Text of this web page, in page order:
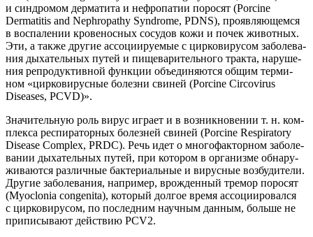
и син­дро­мом дер­ма­ти­та и неф­ро­па­тии поро­сят (Porcine
Dermatitis and Nephropathy Syndrome, PDNS), про­яв­ля­ю­щем­ся
в вос­па­ле­нии кро­ве­нос­ных сосу­дов кожи и почек живот­ных.
Эти, а так­же дру­гие ассо­ци­и­ру­е­мые с цир­ко­ви­ру­сом забо­ле­ва­
ния дыха­тель­ных путей и пище­ва­ри­тель­но­го трак­та, нару­ше­
ния репро­дук­тив­ной функ­ции объ­еди­ня­ют­ся общим тер­ми­
ном «цир­ко­ви­рус­ные болез­ни сви­ней (Porcine Circovirus
Diseases, PCVD)».
Зна­чи­тель­ную роль вирус игра­ет и в воз­ник­но­ве­нии т. н. ком­
плек­са респи­ра­тор­ных болез­ней сви­ней (Porcine Respiratory
Disease Complex, PRDC). Речь идет о мно­го­фак­тор­ном забо­ле­
ва­нии дыха­тель­ных путей, при кото­ром в орга­низ­ме обна­ру­
жи­ва­ют­ся раз­лич­ные бак­те­ри­аль­ные и вирус­ные воз­бу­ди­те­ли.
Дру­гие забо­ле­ва­ния, напри­мер, врож­ден­ный тре­мор поро­сят
(Myoclonia congenita), кото­рый дол­гое вре­мя ассо­ци­и­ро­вал­ся
с цир­ко­ви­ру­сом, по послед­ним науч­ным дан­ным, боль­ше не
при­пи­сы­ва­ют дей­ствию PCV2.